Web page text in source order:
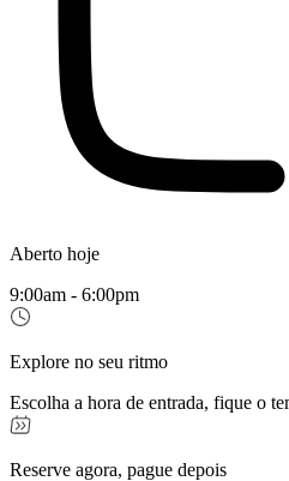
Aberto hoje
9:00am - 6:00pm
Explore no seu ritmo
Escolha a hora de entrada, fique o
Reserve agora, pague depois